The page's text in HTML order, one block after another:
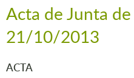
Acta de Junta
21/10/2013
ACTA